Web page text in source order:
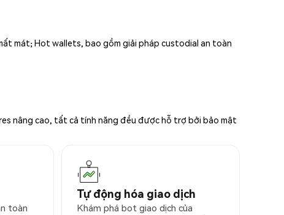
mát; Hot wallets, bao gồm giải pháp custodial an toàn
nâng cao, tất cả tính năng đều được hỗ trợ bởi bảo mật
toàn
Tự động hóa giao dịch
Khám phá bot giao dịch của